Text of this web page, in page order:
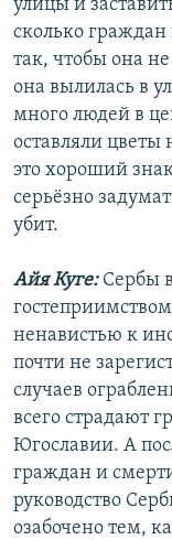
улицы и
сколько
так, чтобы она
она вылилась в
много людей в
оставляли цветы
это хороший
серьёзно
убит.
Айя Куге: Сербы
ненавистью к
почти не
случаев
всего страдают
Югославии. А
граждан и
руководство
озабочено тем,